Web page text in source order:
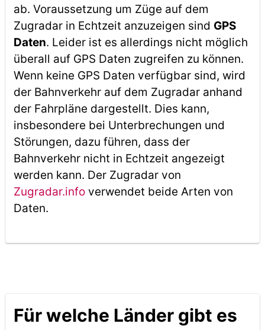
ab. Voraussetzung um Züge auf dem
Zugradar in Echtzeit anzuzeigen sind GPS
Daten. Leider ist es allerdings nicht möglich
überall auf GPS Daten zugreifen zu können.
Wenn keine GPS Daten verfügbar sind, wird
der Bahnverkehr auf dem Zugradar anhand
der Fahrpläne dargestellt. Dies kann,
insbesondere bei Unterbrechungen und
Störungen, dazu führen, dass der
Bahnverkehr nicht in Echtzeit angezeigt
werden kann. Der Zugradar von
Zugradar.infoverwendet beide Arten von
Daten.
Für welche Länder gibt es